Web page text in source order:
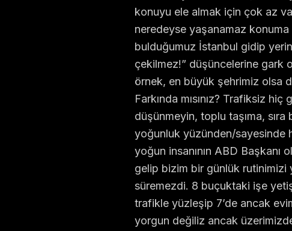
konuyu ele almak için çok az
neredeyse yaşanamaz
bulduğumuz İstanbul gidip
çekilmez!” düşüncelerine gark
örnek, en büyük şehrimiz olsa
Farkında mısınız? Trafiksiz
düşünmeyin, toplu taşıma,
yoğunluk yüzünden/sayesinde
yoğun insanının ABD Başkanı
gelip bizim bir günlük rutinimizi
süremezdi. 8 buçuktaki işe
trafikle yüzleşip 7’de ancak
yorgun değiliz ancak